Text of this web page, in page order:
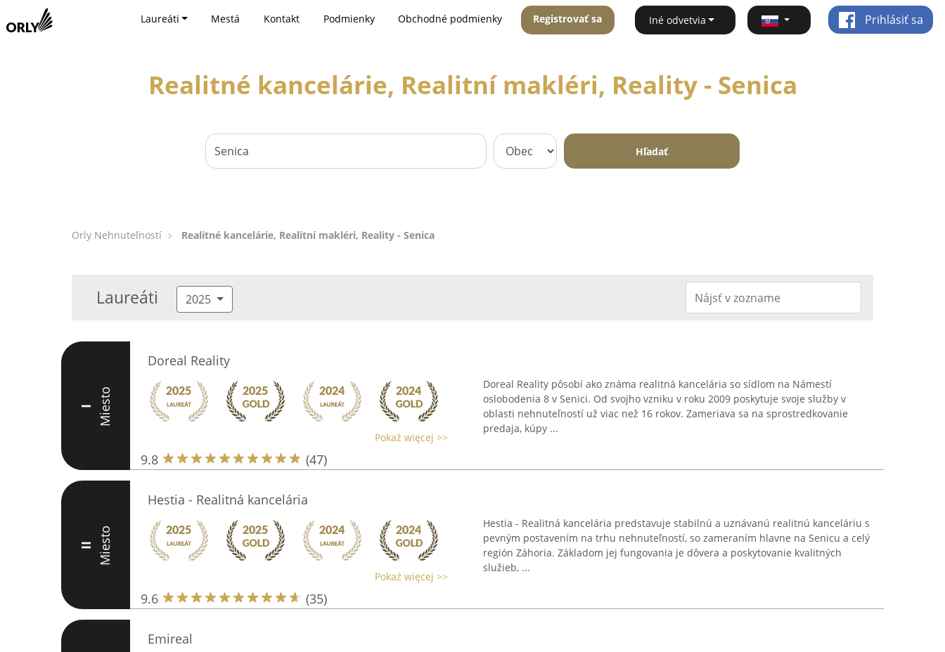
Laureáti Mestá Kontakt Podmienky Obchodné podmienky Registrovať sa Iné odvetvia Prihlásiť sa
Realitné kancelárie, Realitní makléri, Reality - Senica
Hľadať
Orly Nehnuteľností Realitné kancelárie, Realitní makléri, Reality - Senica
Laureáti 2025
I Miesto
Doreal Reality
Pokaż więcej >>
9.8 (47)
Doreal Reality pôsobí ako známa realitná kancelária so sídlom na Námestí
oslobodenia 8 v Senici. Od svojho vzniku v roku 2009 poskytuje svoje služby v
oblasti nehnuteľností už viac než 16 rokov. Zameriava sa na sprostredkovanie
predaja, kúpy ...
II Miesto
Hestia - Realitná kancelária
Pokaż więcej >>
9.6 (35)
Hestia - Realitná kancelária predstavuje stabilnú a uznávanú realitnú kanceláriu s
pevným postavením na trhu nehnuteľností, so zameraním hlavne na Senicu a celý
región Záhoria. Základom jej fungovania je dôvera a poskytovanie kvalitných
služieb, ...
Emireal